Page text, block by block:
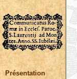
Présentation